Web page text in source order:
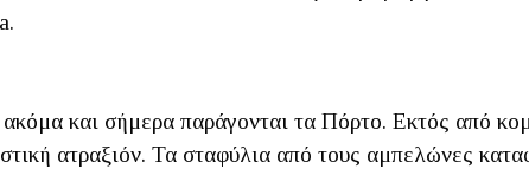
και σήμερα παράγονται τα Πόρτο. Εκτός από
ατραξιόν. Τα σταφύλια από τους αμπελώνες